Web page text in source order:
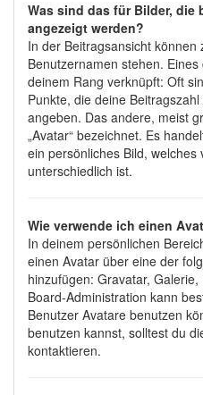
Was sind das für Bilder, die
angezeigt werden?
In der Beitragsansicht können
Benutzernamen stehen.
deinem Rang verknüpft: Oft
Punkte, die deine
angeben. Das andere, meist
„Avatar“ bezeichnet. Es
ein persönliches Bild,
unterschiedlich ist.
Wie verwende ich einen
In deinem persönlichen
einen Avatar über eine der
hinzufügen: Gravatar,
Board-Administration kann
Benutzer Avatare benutzen
benutzen kannst, solltest du
kontaktieren.